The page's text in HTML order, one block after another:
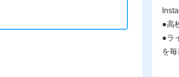
●高
●ラ
を毎